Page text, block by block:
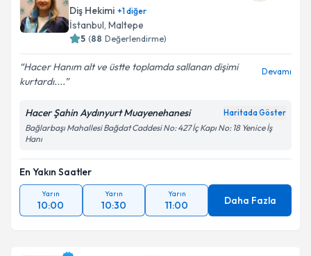
Diş Hekimi +1diğer
İstanbul, Maltepe
5 (88 Değerlendirme)
Hacer Hanım alt ve üstte toplamda sallanan dişimi
kurtardı....
Devamı
Hacer Şahin Aydınyurt Muayenehanesi Haritada Göster
Bağlarbaşı Mahallesi Bağdat Caddesi No: 427 İç Kapı No: 18 Yenice İş
Hanı
En Yakın Saatler
Yarın
10:00
Yarın
10:30
Yarın
11:00 Daha Fazla